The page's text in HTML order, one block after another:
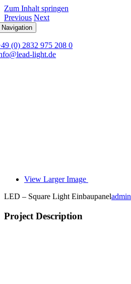
Zum Inhalt springen
Navigation
(0) 2832 975 208 0
light.de
Previous Next
View Larger Image
LED – Square Light Einbaupaneladmin
Project Description